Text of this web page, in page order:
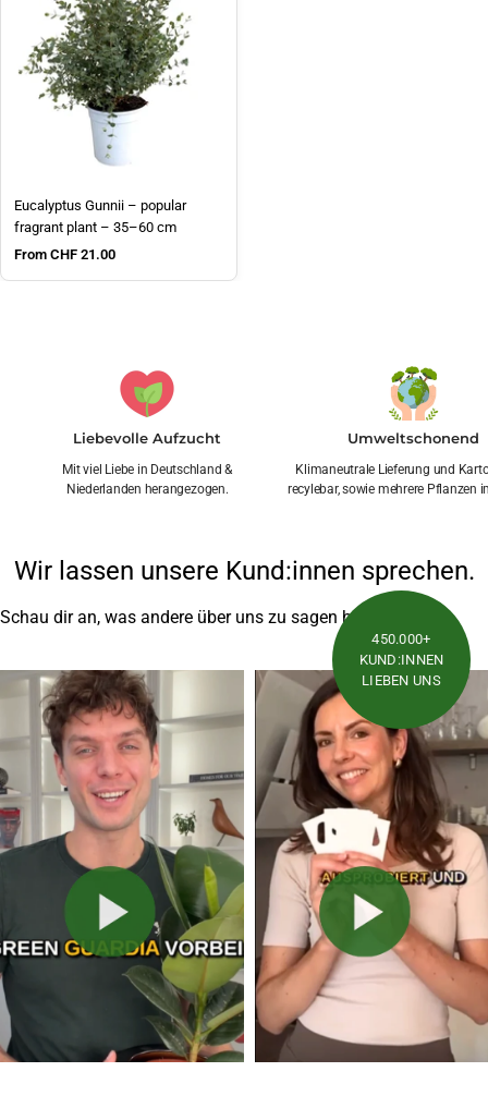
Eucalyptus Gunnii – popular
fragrant plant – 35–60 cm
Sale price
From CHF 21.00
Liebevolle Aufzucht
Mit viel Liebe in Deutschland &
Niederlanden herangezogen.
Umweltschonend
Klimaneutrale Lieferung und
recylebar, sowie mehrere Pflanzen
Wir lassen unsere Kund:innen sprechen.
Schau dir an, was andere über uns zu sagen haben
450.000+
KUND:INNEN
LIEBEN UNS